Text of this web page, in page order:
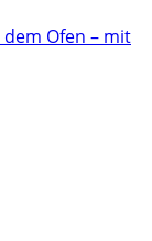
Ofen – mit